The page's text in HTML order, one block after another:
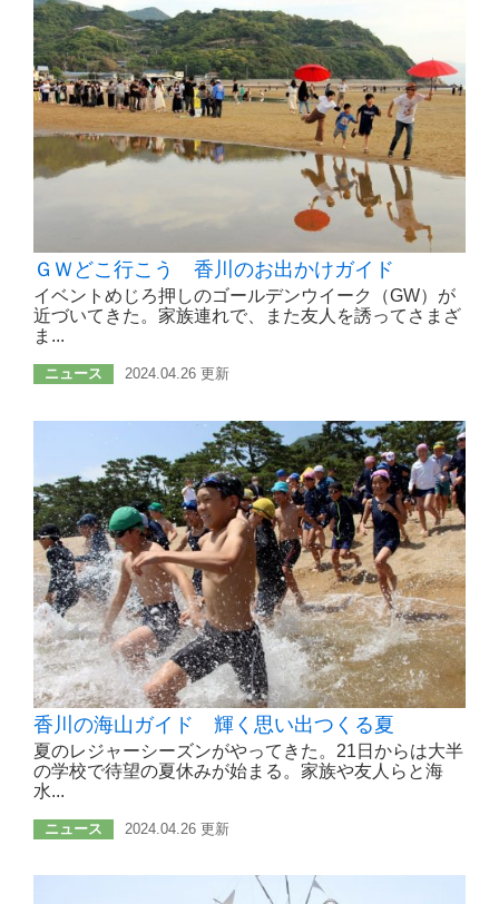
ＧＷどこ行こう 香川のお出かけガイド
イベントめじろ押しのゴールデンウイーク（GW）が
近づいてきた。家族連れで、また友人を誘ってさまざ
ま...
ニュース 2024.04.26 更新
香川の海山ガイド 輝く思い出つくる夏
夏のレジャーシーズンがやってきた。21日からは大半
の学校で待望の夏休みが始まる。家族や友人らと海
水...
ニュース 2024.04.26 更新